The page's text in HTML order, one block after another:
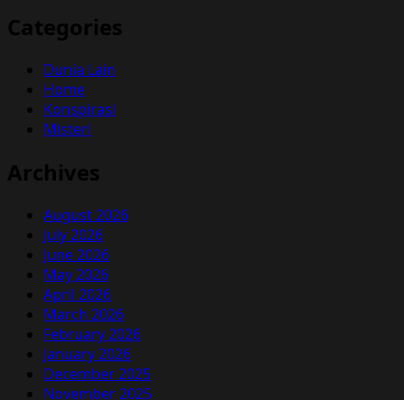
Categories
Dunia Lain
Home
Konspirasi
Misteri
Archives
August 2026
July 2026
June 2026
May 2026
April 2026
March 2026
February 2026
January 2026
December 2025
November 2025